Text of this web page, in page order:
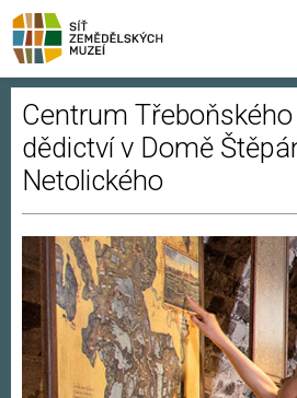
Centrum
dědictví v Domě
Netolického